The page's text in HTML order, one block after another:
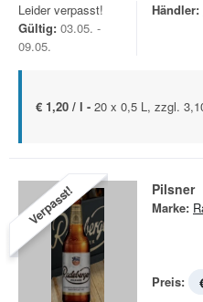
Leider verpasst!
Gültig: 03.05. -
09.05.
Händler:
€ 1,20 / l - 20 x 0,5 L, zzgl.
Verpasst! Pilsner
Marke:
Preis: